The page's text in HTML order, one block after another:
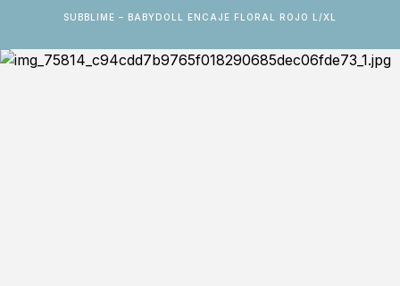
SUBBLIME – BABYDOLL ENCAJE FLORAL ROJO L/XL